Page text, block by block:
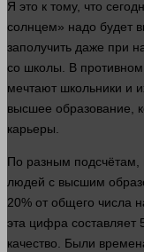
Я это к тому, что
солнцем» надо будет
заполучить даже при
со школы. В противном
мечтают школьники и
высшее образование,
карьеры.
По разным подсчётам,
людей с высшим
20% от общего числа
эта цифра составляет
качество. Были